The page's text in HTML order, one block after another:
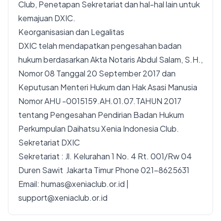
Club, Penetapan Sekretariat dan hal-hal lain untuk
kemajuan DXIC.
Keorganisasian dan Legalitas
DXIC telah mendapatkan pengesahan badan
hukum berdasarkan Akta Notaris Abdul Salam, S.H.,
Nomor 08 Tanggal 20 September 2017 dan
Keputusan Menteri Hukum dan Hak Asasi Manusia
Nomor AHU -0015159.AH.01.07.TAHUN 2017
tentang Pengesahan Pendirian Badan Hukum
Perkumpulan Daihatsu Xenia Indonesia Club.
Sekretariat DXIC
Sekretariat : Jl. Kelurahan 1 No. 4 Rt. 001/Rw 04
Duren Sawit Jakarta Timur Phone 021-8625631
Email: humas@xeniaclub.or.id |
support@xeniaclub.or.id